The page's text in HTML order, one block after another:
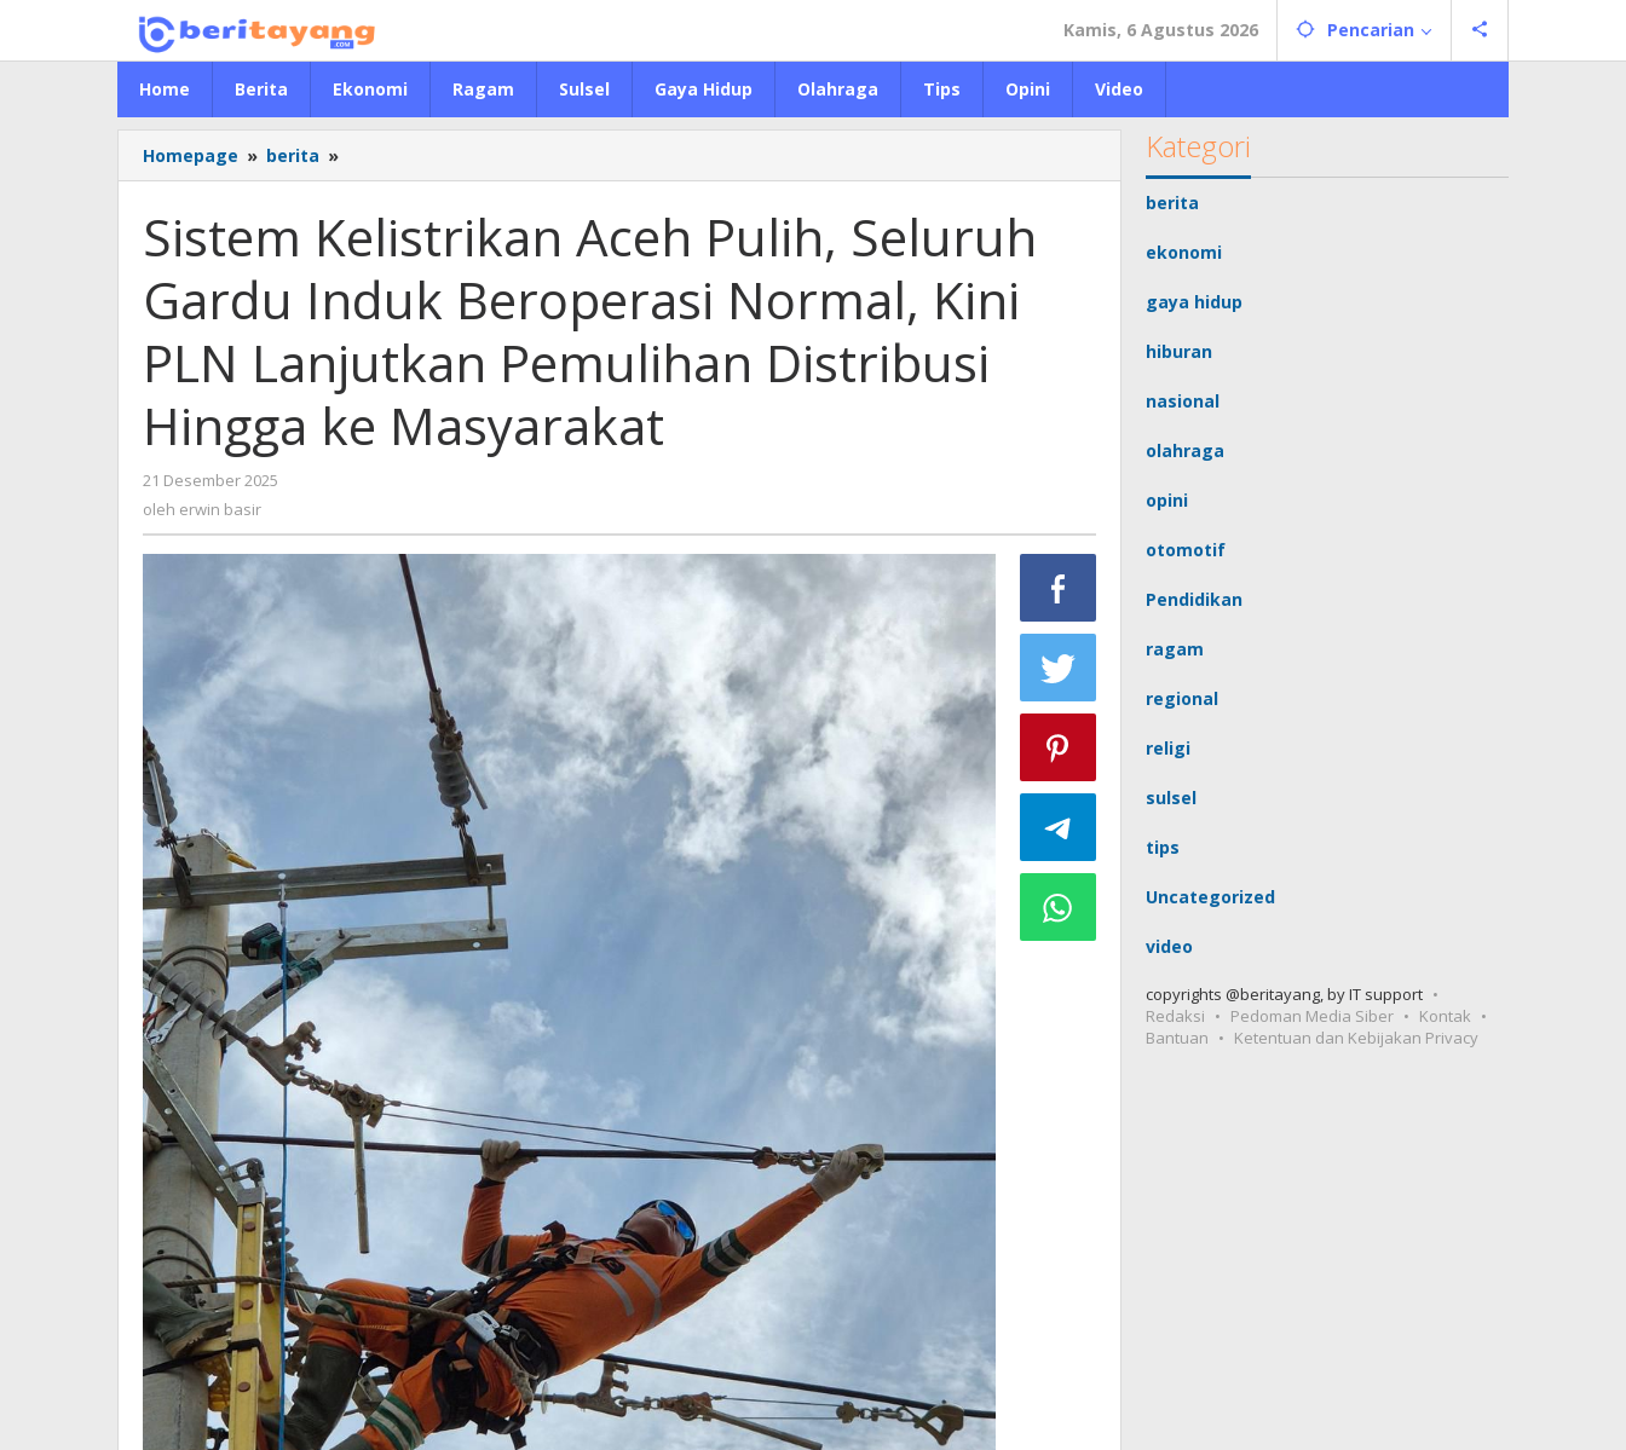
konten
Kamis, 6 Agustus 2026 Pencarian
Home Berita Ekonomi Ragam Sulsel Gaya Hidup Olahraga Tips Opini Video
Homepage » berita »
Kelistrikan
Pulih,
Seluruh
Gardu
Induk
Normal,
Kini
Lanjutkan
ke
Masyarakat
Sistem Kelistrikan Aceh Pulih, Seluruh
Gardu Induk Beroperasi Normal, Kini
PLN Lanjutkan Pemulihan Distribusi
Hingga ke Masyarakat
21 Desember 2025
oleh erwin basir
Kategori
berita
ekonomi
gaya hidup
hiburan
nasional
olahraga
opini
otomotif
Pendidikan
ragam
regional
religi
sulsel
tips
Uncategorized
video
copyrights @beritayang, by IT support
Redaksi
Pedoman Media Siber
Kontak
Bantuan
Ketentuan dan Kebijakan Privacy